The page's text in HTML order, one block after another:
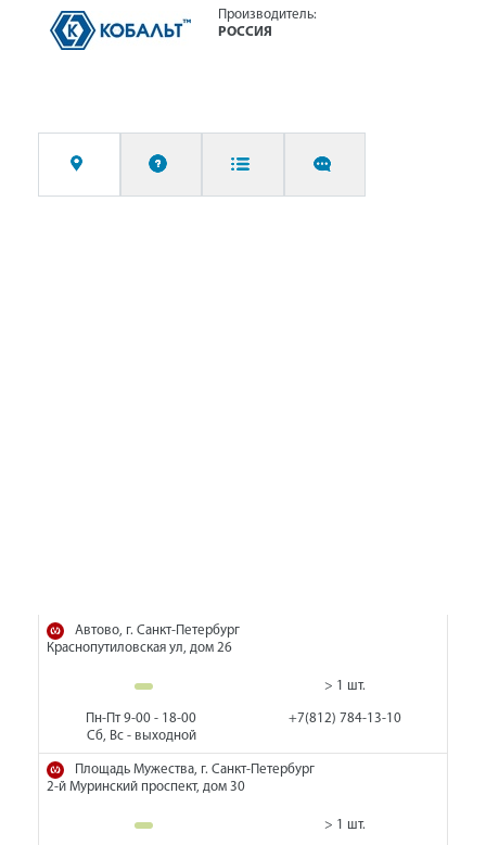
Производитель:
РОССИЯ
Автово, г. Санкт-Петербург
Краснопутиловская ул, дом 26
> 1 шт.
Пн-Пт 9-00 - 18-00
Сб, Вс - выходной
+7(812) 784-13-10
Площадь Мужества, г. Санкт-Петербург
2-й Муринский проспект, дом 30
> 1 шт.